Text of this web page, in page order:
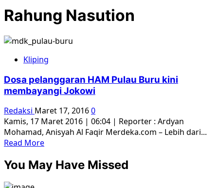
Rahung Nasution
Kliping
Dosa pelanggaran HAM Pulau Buru kini
membayangi Jokowi
Redaksi Maret 17, 20160
Kamis, 17 Maret 2016 | 06:04 | Reporter : Ardyan
Mohamad, Anisyah Al Faqir Merdeka.com – Lebih dari...
Read MoreRead
about
Dosa
You May Have Missed